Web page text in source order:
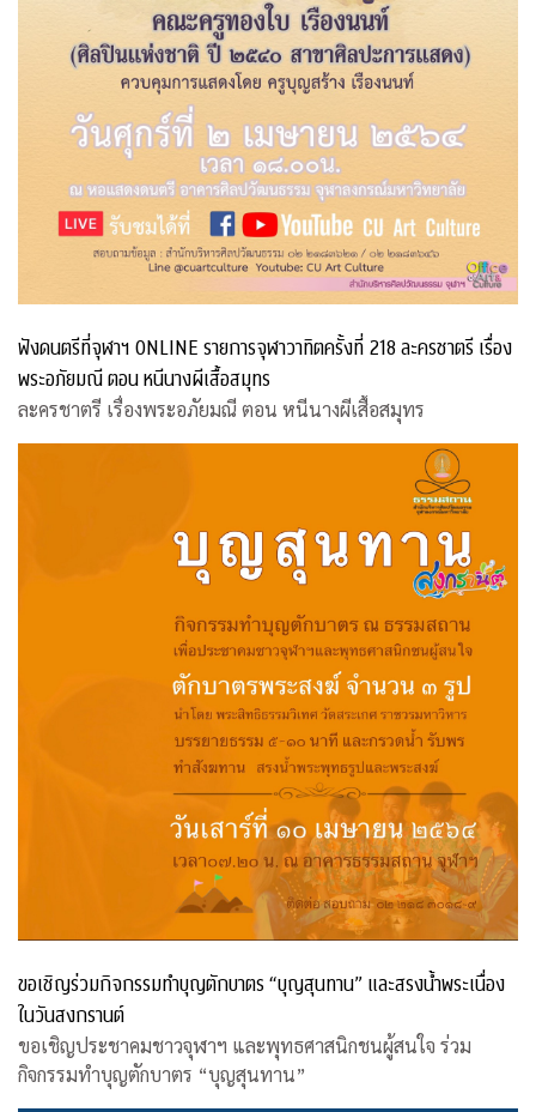
ฟังดนตรีที่จุฬาฯ ONLINE รายการจุฬาวาทิตครั้งที่ 218 ละครชาตรี เรื่อง
พระอภัยมณี ตอน หนีนางผีเสื้อสมุทร
ละครชาตรี เรื่องพระอภัยมณี ตอน หนีนางผีเสื้อสมุทร
ขอเชิญร่วมกิจกรรมทำบุญตักบาตร “บุญสุนทาน” และสรงน้ำพระเนื่อง
ในวันสงกรานต์
ขอเชิญประชาคมชาวจุฬาฯ และพุทธศาสนิกชนผู้สนใจ ร่วม
กิจกรรมทำบุญตักบาตร “บุญสุนทาน”